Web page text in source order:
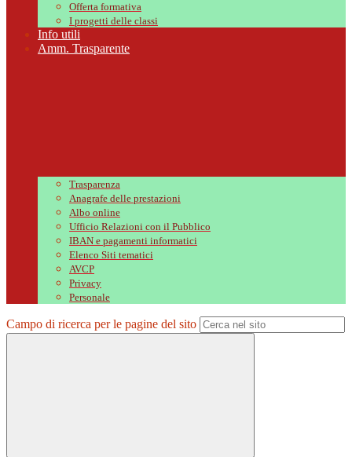
Offerta formativa
I progetti delle classi
Info utili
Amm. Trasparente
Trasparenza
Anagrafe delle prestazioni
Albo online
Ufficio Relazioni con il Pubblico
IBAN e pagamenti informatici
Elenco Siti tematici
AVCP
Privacy
Personale
Campo di ricerca per le pagine del sito